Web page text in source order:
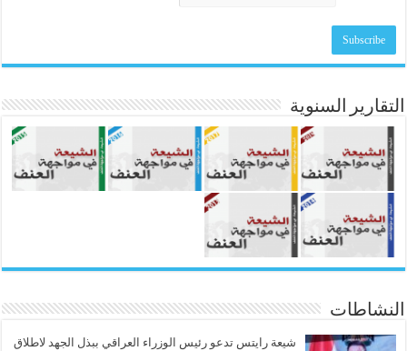
التقارير السنوية
النشاطات
شيعة رايتس تدعو رئيس الوزراء العراقي ببذل الجهد لاطلاق